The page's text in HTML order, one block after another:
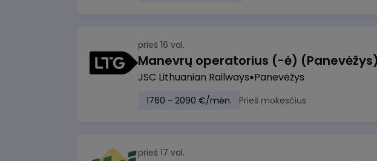
prieš 16 val.
JSC Lithuanian Railways Panevėžys
1760 - 2090 €/mėn. Prieš mokesčius
prieš 17 val.